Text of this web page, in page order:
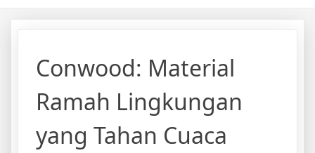
Conwood: Material
Ramah Lingkungan
yang Tahan Cuaca